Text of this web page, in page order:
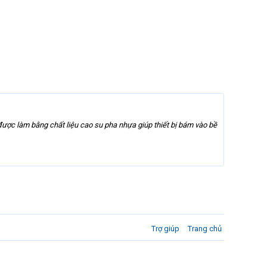
làm bằng chất liệu cao su pha nhựa giúp thiết bị bám vào bề
Trợ giúp Trang chủ